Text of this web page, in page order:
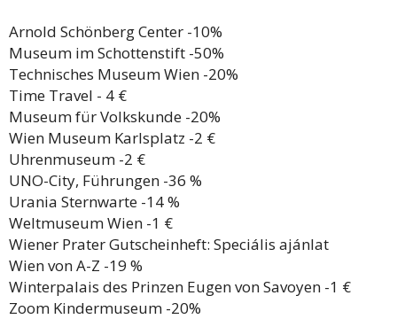
Arnold Schönberg Center -10%
Museum im Schottenstift -50%
Technisches Museum Wien -20%
Time Travel - 4 €
Museum für Volkskunde -20%
Wien Museum Karlsplatz -2 €
Uhrenmuseum -2 €
UNO-City, Führungen -36 %
Urania Sternwarte -14 %
Weltmuseum Wien -1 €
Wiener Prater Gutscheinheft: Speciális ajánlat
Wien von A-Z -19 %
Winterpalais des Prinzen Eugen von Savoyen -1 €
Zoom Kindermuseum -20%